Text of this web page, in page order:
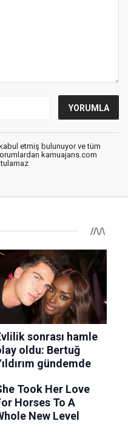
etmiş bulunuyor ve tüm
kamuajans.com